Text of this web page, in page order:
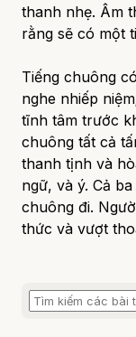
thanh nhẹ. Âm
rằng sẽ có một
Tiếng chuông
nghe nhiếp
tĩnh tâm trước
chuông tất cả
thanh tịnh và
ngữ, và ý. Cả
chuông đi.
thức và vượt